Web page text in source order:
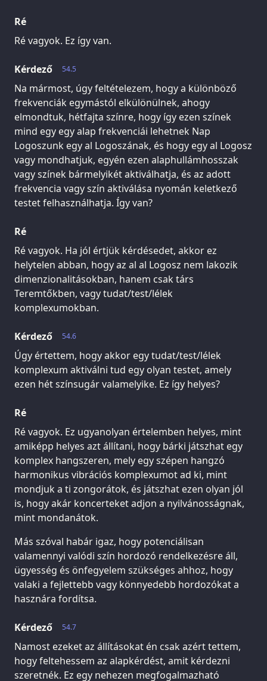
Ré
Ré vagyok. Ez így van.
54.5
Kérdező
Na mármost, úgy feltételezem, hogy a különböző
frekvenciák egymástól elkülönülnek, ahogy
elmondtuk, hétfajta színre, hogy így ezen színek
mind egy egy alap frekvenciái lehetnek Nap
Logoszunk egy al Logoszának, és hogy egy al Logosz
vagy mondhatjuk, egyén ezen alaphullámhosszak
vagy színek bármelyikét aktiválhatja, és az adott
frekvencia vagy szín aktiválása nyomán keletkező
testet felhasználhatja. Így van?
Ré
Ré vagyok. Ha jól értjük kérdésedet, akkor ez
helytelen abban, hogy az al al Logosz nem lakozik
dimenzionalitásokban, hanem csak társ
Teremtőkben, vagy tudat/test/lélek
komplexumokban.
54.6
Kérdező
Úgy értettem, hogy akkor egy tudat/test/lélek
komplexum aktiválni tud egy olyan testet, amely
ezen hét színsugár valamelyike. Ez így helyes?
Ré
Ré vagyok. Ez ugyanolyan értelemben helyes, mint
amiképp helyes azt állítani, hogy bárki játszhat egy
komplex hangszeren, mely egy szépen hangzó
harmonikus vibrációs komplexumot ad ki, mint
mondjuk a ti zongorátok, és játszhat ezen olyan jól
is, hogy akár koncerteket adjon a nyilvánosságnak,
mint mondanátok.
Más szóval habár igaz, hogy potenciálisan
valamennyi valódi szín hordozó rendelkezésre áll,
ügyesség és önfegyelem szükséges ahhoz, hogy
valaki a fejlettebb vagy könnyedebb hordozókat a
hasznára fordítsa.
54.7
Kérdező
Namost ezeket az állításokat én csak azért tettem,
hogy feltehessem az alapkérdést, amit kérdezni
szeretnék. Ez egy nehezen megfogalmazható